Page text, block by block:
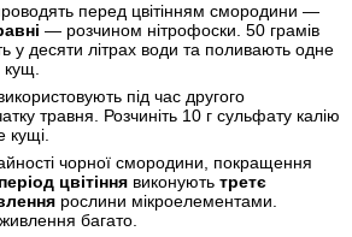
перед цвітінням смородини —
— розчином нітрофоски. 50 грамів
у десяти літрах води та поливають одне
кущ.
під час другого
травня. Розчиніть 10 г сульфату калію
кущі.
чорної смородини, покращення
цвітіння виконують третє
рослини мікроелементами.
багато.